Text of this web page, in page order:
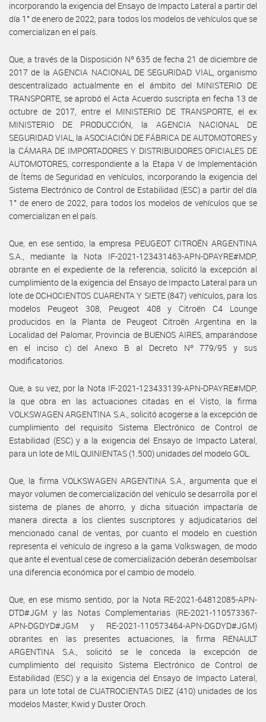
incorporando la exigencia del Ensayo de Impacto Lateral a partir del
día 1° de enero de 2022, para todos los modelos de vehículos que se
comercializan en el país.
Que, a través de la Disposición Nº 635 de fecha 21 de diciembre de
2017 de la AGENCIA NACIONAL DE SEGURIDAD VIAL, organismo
descentralizado actualmente en el ámbito del MINISTERIO DE
TRANSPORTE, se aprobó el Acta Acuerdo suscripta en fecha 13 de
octubre de 2017, entre el MINISTERIO DE TRANSPORTE, el ex
MINISTERIO DE PRODUCCIÓN, la AGENCIA NACIONAL DE
SEGURIDAD VIAL, la ASOCIACIÓN DE FÁBRICA DE AUTOMOTORES y
la CÁMARA DE IMPORTADORES Y DISTRIBUIDORES OFICIALES DE
AUTOMOTORES, correspondiente a la Etapa V de Implementación
de Ítems de Seguridad en vehículos, incorporando la exigencia del
Sistema Electrónico de Control de Estabilidad (ESC) a partir del día
1° de enero de 2022, para todos los modelos de vehículos que se
comercializan en el país.
Que, en ese sentido, la empresa PEUGEOT CITROËN ARGENTINA
S.A., mediante la Nota IF-2021-123431463-APN-DPAYRE#MDP,
obrante en el expediente de la referencia, solicitó la excepción al
cumplimiento de la exigencia del Ensayo de Impacto Lateral para un
lote de OCHOCIENTOS CUARENTA Y SIETE (847) vehículos, para los
modelos Peugeot 308, Peugeot 408 y Citroën C4 Lounge
producidos en la Planta de Peugeot Citroën Argentina en la
Localidad del Palomar, Provincia de BUENOS AIRES, amparándose
en el inciso c) del Anexo B al Decreto Nº 779/95 y sus
modificatorios.
Que, a su vez, por la Nota IF-2021-123433139-APN-DPAYRE#MDP,
la que obra en las actuaciones citadas en el Visto, la firma
VOLKSWAGEN ARGENTINA S.A., solicitó acogerse a la excepción de
cumplimiento del requisito Sistema Electrónico de Control de
Estabilidad (ESC) y a la exigencia del Ensayo de Impacto Lateral,
para un lote de MIL QUINIENTAS (1.500) unidades del modelo GOL.
Que, la firma VOLKSWAGEN ARGENTINA S.A., argumenta que el
mayor volumen de comercialización del vehículo se desarrolla por el
sistema de planes de ahorro, y dicha situación impactaría de
manera directa a los clientes suscriptores y adjudicatarios del
mencionado canal de ventas, por cuanto el modelo en cuestión
representa el vehículo de ingreso a la gama Volkswagen, de modo
que ante el eventual cese de comercialización deberán desembolsar
una diferencia económica por el cambio de modelo.
Que, en ese mismo sentido, por la Nota RE-2021-64812085-APN-
DTD#JGM y las Notas Complementarias (RE-2021-110573367-
APN-DGDYD#JGM y RE-2021-110573464-APN-DGDYD#JGM)
obrantes en las presentes actuaciones, la firma RENAULT
ARGENTINA S.A., solicitó se le conceda la excepción de
cumplimiento del requisito Sistema Electrónico de Control de
Estabilidad (ESC) y a la exigencia del Ensayo de Impacto Lateral,
para un lote total de CUATROCIENTAS DIEZ (410) unidades de los
modelos Master, Kwid y Duster Oroch.